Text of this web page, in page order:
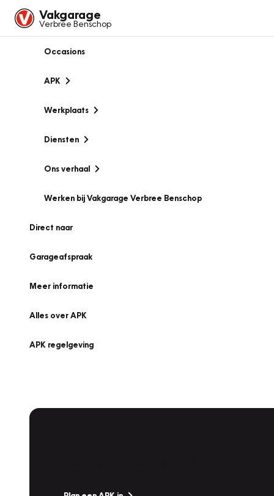
Vakgarage
Verbree Benschop
Occasions
APK
Werkplaats
Diensten
Ons verhaal
Werken bij Vakgarage Verbree Benschop
Direct naar
Garageafspraak
Meer informatie
Alles over APK
APK regelgeving